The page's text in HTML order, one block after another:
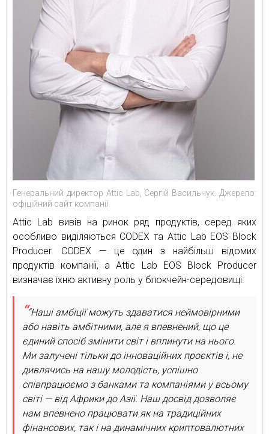
Генеральний директор Attic Lab, Сергій Васильчук. Джерело:
офіційний сайт компанії
Attic Lab вивів на ринок ряд продуктів, серед яких
особливо виділяються CODEX та Attic Lab EOS Block
Producer. CODEX — це один з найбільш відомих
продуктів компанії, а Attic Lab EOS Block Producer
визначає їхню активну роль у блокчейн-середовищі.
“Наші амбіції можуть здаватися неймовірними
або навіть амбітними, але я впевнений, що це
єдиний спосіб змінити світ і вплинути на нього.
Ми залучені тільки до інноваційних проєктів і, не
дивлячись на нашу молодість, успішно
співпрацюємо з банками та компаніями у всьому
світі — від Африки до Азії. Наш досвід дозволяє
нам впевнено працювати як на традиційних
фінансових, так і на динамічних криптовалютних